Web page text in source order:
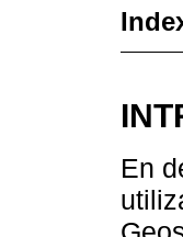
En